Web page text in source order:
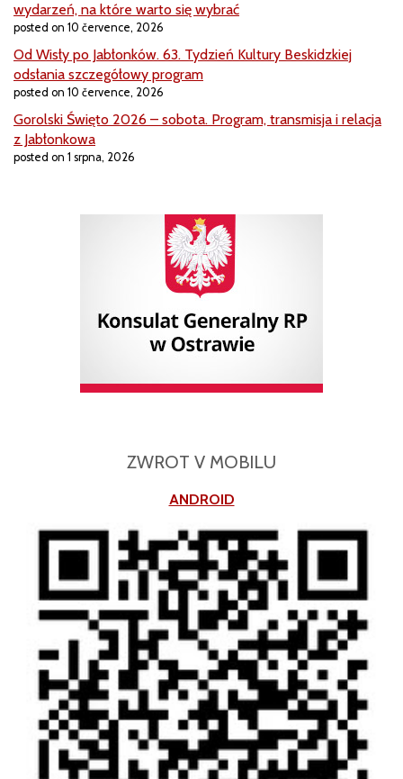
wydarzeń, na które warto się wybrać
posted on 10 července, 2026
Od Wisły po Jabłonków. 63. Tydzień Kultury Beskidzkiej
odsłania szczegółowy program
posted on 10 července, 2026
Gorolski Święto 2026 – sobota. Program, transmisja i relacja
z Jabłonkowa
posted on 1 srpna, 2026
ZWROT V MOBILU
ANDROID